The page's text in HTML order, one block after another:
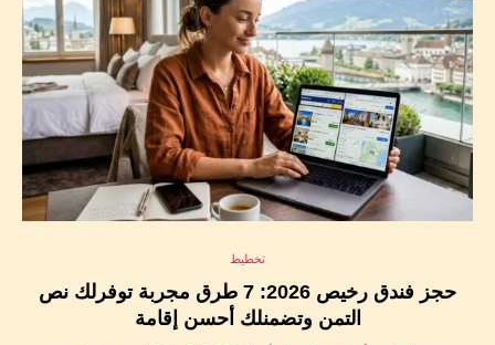
تخطيط
حجز فندق رخيص 2026: 7 طرق مجربة توفرلك نص
التمن وتضمنلك أحسن إقامة